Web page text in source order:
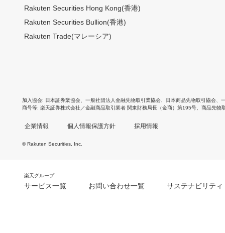
Rakuten Securities Hong Kong(香港)
Rakuten Securities Bullion(香港)
Rakuten Trade(マレーシア)
加入協会 日本証券業協会 一般社団法人金融先物取引業協会 日本商品先物取引協会
商号等 楽天証券株式会社／金融商品取引業者 関東財務局長（金商）第195号、商品先物
企業情報 個人情報保護方針 採用情報
© Rakuten Securities, Inc.
楽天グループ
サービス一覧 お問い合わせ一覧 サステナビリティ